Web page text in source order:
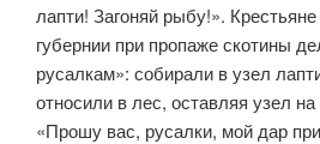
лапти! Загоняй рыбу!».
губернии при пропаже скотины
русалкам»: собирали в узел
относили в лес, оставляя узел
«Прошу вас, русалки, мой дар